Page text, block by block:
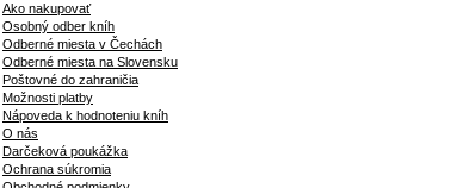
Ako nakupovať
Osobný odber kníh
Odberné miesta v Čechách
Odberné miesta na Slovensku
Poštovné do zahraničia
Možnosti platby
Nápoveda k hodnoteniu kníh
O nás
Darčeková poukážka
Ochrana súkromia